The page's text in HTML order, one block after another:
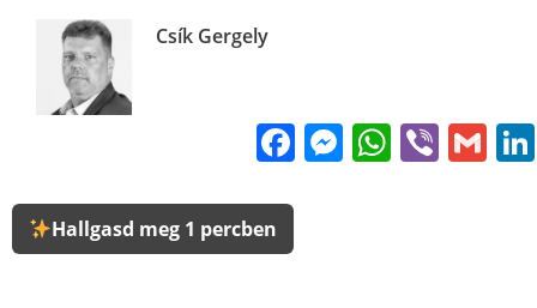
Csík Gergely
FacebookViber
Hallgasd meg 1 percben